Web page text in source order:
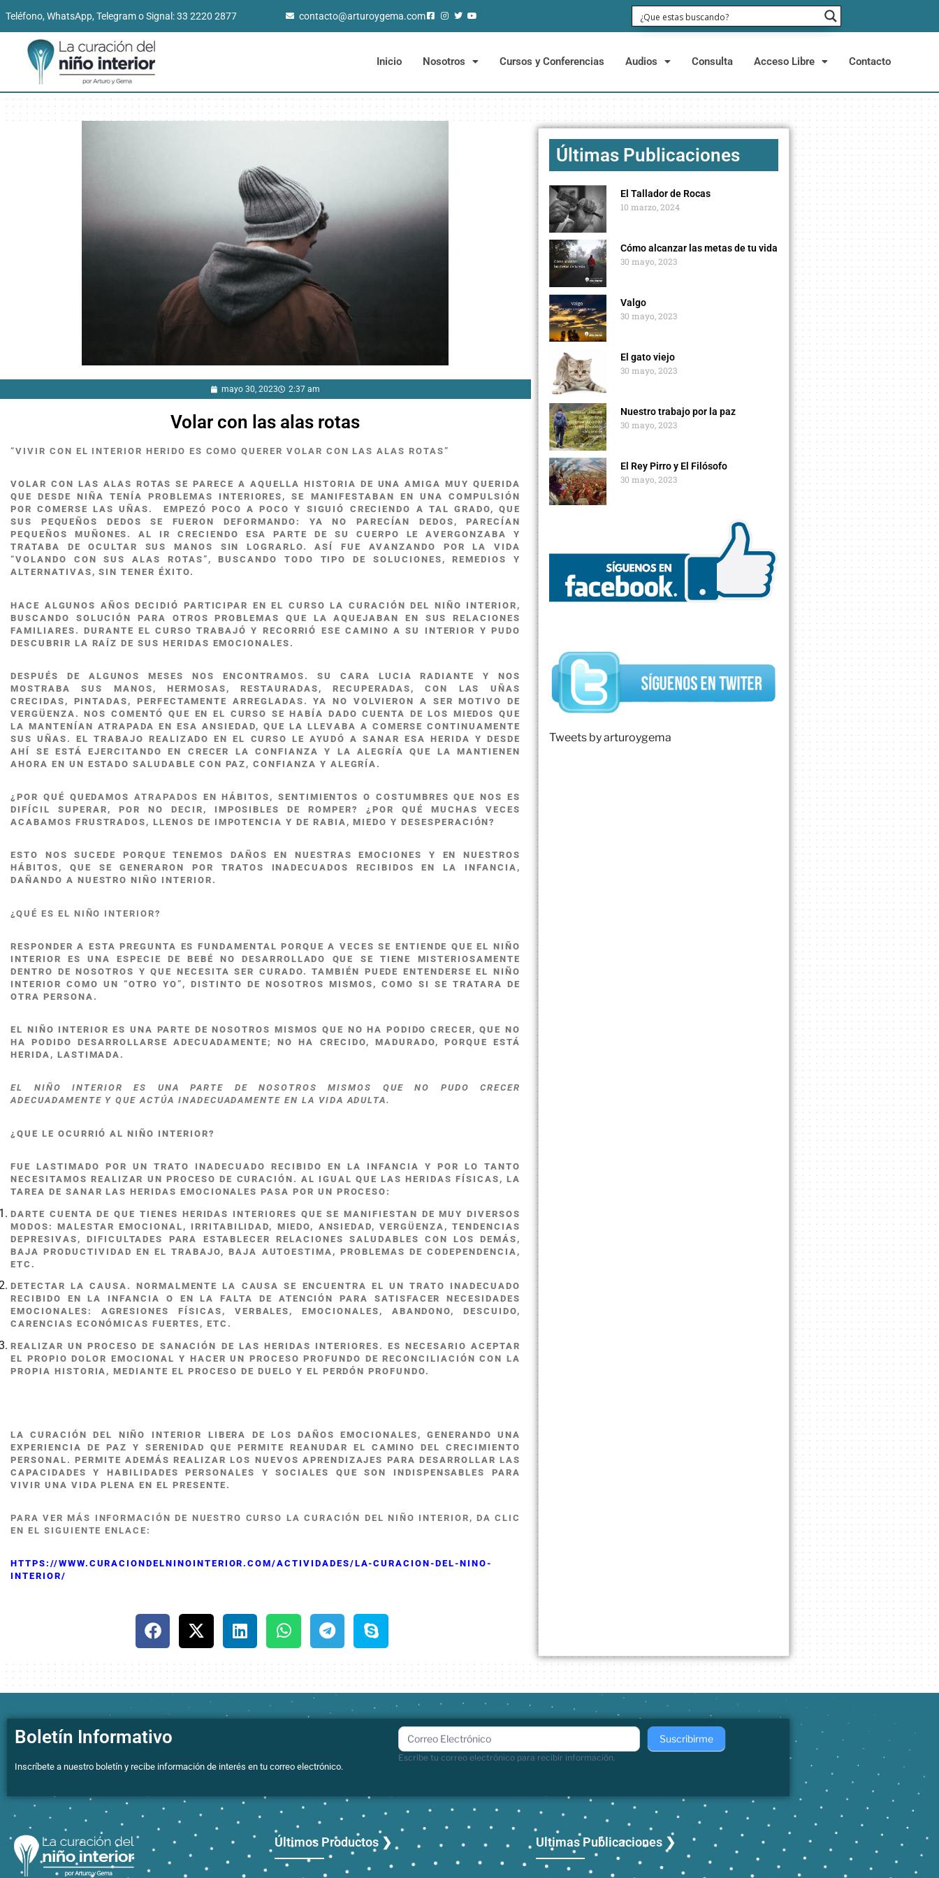
Teléfono, WhatsApp, Telegram o Signal: 33 2220 2877 contacto@arturoygema.com
Inicio Nosotros Cursos y Conferencias Audios Consulta Acceso Libre Contacto
mayo 30, 2023 2:37 am
Volar con las alas rotas
“VIVIR CON EL INTERIOR HERIDO ES COMO QUERER VOLAR CON LAS ALAS ROTAS”
VOLAR CON LAS ALAS ROTAS SE PARECE A AQUELLA HISTORIA DE UNA AMIGA MUY QUERIDA
QUE DESDE NIÑA TENÍA PROBLEMAS INTERIORES, SE MANIFESTABAN EN UNA COMPULSIÓN
POR COMERSE LAS UÑAS. EMPEZÓ POCO A POCO Y SIGUIÓ CRECIENDO A TAL GRADO, QUE
SUS PEQUEÑOS DEDOS SE FUERON DEFORMANDO: YA NO PARECÍAN DEDOS, PARECÍAN
PEQUEÑOS MUÑONES. AL IR CRECIENDO ESA PARTE DE SU CUERPO LE AVERGONZABA Y
TRATABA DE OCULTAR SUS MANOS SIN LOGRARLO. ASÍ FUE AVANZANDO POR LA VIDA
“VOLANDO CON SUS ALAS ROTAS”, BUSCANDO TODO TIPO DE SOLUCIONES, REMEDIOS Y
ALTERNATIVAS, SIN TENER ÉXITO.
HACE ALGUNOS AÑOS DECIDIÓ PARTICIPAR EN EL CURSO LA CURACIÓN DEL NIÑO INTERIOR,
BUSCANDO SOLUCIÓN PARA OTROS PROBLEMAS QUE LA AQUEJABAN EN SUS RELACIONES
FAMILIARES. DURANTE EL CURSO TRABAJÓ Y RECORRIÓ ESE CAMINO A SU INTERIOR Y PUDO
DESCUBRIR LA RAÍZ DE SUS HERIDAS EMOCIONALES.
DESPUÉS DE ALGUNOS MESES NOS ENCONTRAMOS. SU CARA LUCIA RADIANTE Y NOS
MOSTRABA SUS MANOS, HERMOSAS, RESTAURADAS, RECUPERADAS, CON LAS UÑAS
CRECIDAS, PINTADAS, PERFECTAMENTE ARREGLADAS. YA NO VOLVIERON A SER MOTIVO DE
VERGÜENZA. NOS COMENTÓ QUE EN EL CURSO SE HABÍA DADO CUENTA DE LOS MIEDOS QUE
LA MANTENÍAN ATRAPADA EN ESA ANSIEDAD, QUE LA LLEVABA A COMERSE CONTINUAMENTE
SUS UÑAS. EL TRABAJO REALIZADO EN EL CURSO LE AYUDÓ A SANAR ESA HERIDA Y DESDE
AHÍ SE ESTÁ EJERCITANDO EN CRECER LA CONFIANZA Y LA ALEGRÍA QUE LA MANTIENEN
AHORA EN UN ESTADO SALUDABLE CON PAZ, CONFIANZA Y ALEGRÍA.
¿POR QUÉ QUEDAMOSATRAPADOS EN HÁBITOS, SENTIMIENTOS O COSTUMBRES QUE NOS ES
DIFÍCIL SUPERAR, POR NO DECIR, IMPOSIBLES DE ROMPER? ¿POR QUÉ MUCHAS VECES
ACABAMOS FRUSTRADOS, LLENOS DE IMPOTENCIA Y DE RABIA, MIEDO Y DESESPERACIÓN?
ESTO NOS SUCEDE PORQUE TENEMOS DAÑOS EN NUESTRAS EMOCIONES Y EN NUESTROS
HÁBITOS, QUE SE GENERARON POR TRATOS INADECUADOS RECIBIDOS EN LA INFANCIA,
DAÑANDO A NUESTRO NIÑO INTERIOR.
¿QUÉ ES EL NIÑO INTERIOR?
RESPONDER A ESTA PREGUNTA ES FUNDAMENTAL PORQUE A VECES SE ENTIENDE QUE EL NIÑO
INTERIOR ES UNA ESPECIE DE BEBÉ NO DESARROLLADO QUE SE TIENE MISTERIOSAMENTE
DENTRO DE NOSOTROS Y QUE NECESITA SER CURADO. TAMBIÉN PUEDE ENTENDERSE EL NIÑO
INTERIOR COMO UN “OTRO YO”, DISTINTO DE NOSOTROS MISMOS, COMO SI SE TRATARA DE
OTRA PERSONA.
EL NIÑO INTERIOR ES UNA PARTE DE NOSOTROS MISMOS QUE NO HA PODIDO CRECER, QUE NO
HA PODIDO DESARROLLARSE ADECUADAMENTE; NO HA CRECIDO, MADURADO, PORQUE ESTÁ
HERIDA, LASTIMADA.
EL NIÑO INTERIOR ES UNA PARTE DE NOSOTROS MISMOS QUE NO PUDO CRECER
ADECUADAMENTE Y QUE ACTÚA INADECUADAMENTE EN LA VIDA ADULTA.
¿QUE LE OCURRIÓ AL NIÑO INTERIOR?
FUE LASTIMADO POR UN TRATO INADECUADO RECIBIDO EN LA INFANCIA Y POR LO TANTO
NECESITAMOS REALIZAR UN PROCESO DE CURACIÓN. AL IGUAL QUE LAS HERIDAS FÍSICAS, LA
TAREA DE SANAR LAS HERIDAS EMOCIONALES PASA POR UN PROCESO:
DARTE CUENTA DE QUE TIENES HERIDAS INTERIORES QUE SE MANIFIESTAN DE MUY DIVERSOS
MODOS: MALESTAR EMOCIONAL, IRRITABILIDAD, MIEDO, ANSIEDAD, VERGÜENZA, TENDENCIAS
DEPRESIVAS, DIFICULTADES PARA ESTABLECER RELACIONES SALUDABLES CON LOS DEMÁS,
BAJA PRODUCTIVIDAD EN EL TRABAJO, BAJA AUTOESTIMA, PROBLEMAS DE CODEPENDENCIA,
ETC.
DETECTAR LA CAUSA. NORMALMENTE LA CAUSA SE ENCUENTRA EL UN TRATO INADECUADO
RECIBIDO EN LA INFANCIA O EN LA FALTA DE ATENCIÓN PARA SATISFACER NECESIDADES
EMOCIONALES: AGRESIONES FÍSICAS, VERBALES, EMOCIONALES, ABANDONO, DESCUIDO,
CARENCIAS ECONÓMICAS FUERTES, ETC.
REALIZAR UN PROCESO DE SANACIÓN DE LAS HERIDAS INTERIORES. ES NECESARIO ACEPTAR
EL PROPIO DOLOR EMOCIONAL Y HACER UN PROCESO PROFUNDO DE RECONCILIACIÓN CON LA
PROPIA HISTORIA, MEDIANTE EL PROCESO DE DUELO Y EL PERDÓN PROFUNDO.
LA CURACIÓN DEL NIÑO INTERIOR LIBERA DE LOS DAÑOS EMOCIONALES, GENERANDO UNA
EXPERIENCIA DE PAZ Y SERENIDAD QUE PERMITE REANUDAR EL CAMINO DEL CRECIMIENTO
PERSONAL. PERMITE ADEMÁS REALIZAR LOS NUEVOS APRENDIZAJES PARA DESARROLLAR LAS
CAPACIDADES Y HABILIDADES PERSONALES Y SOCIALES QUE SON INDISPENSABLES PARA
VIVIR UNA VIDA PLENA EN EL PRESENTE.
PARA VER MÁS INFORMACIÓN DE NUESTRO CURSO LA CURACIÓN DEL NIÑO INTERIOR, DA CLIC
EN EL SIGUIENTE ENLACE:
HTTPS://WWW.CURACIONDELNINOINTERIOR.COM/ACTIVIDADES/LA-CURACION-DEL-NINO-
INTERIOR/
Últimas Publicaciones
El Tallador de Rocas
10 marzo, 2024
Cómo alcanzar las metas de tu vida
30 mayo, 2023
Valgo
30 mayo, 2023
El gato viejo
30 mayo, 2023
Nuestro trabajo por la paz
30 mayo, 2023
El Rey Pirro y El Filósofo
30 mayo, 2023
Tweets by arturoygema
Boletín Informativo
Inscríbete a nuestro boletín y recibe información de interés en tu correo electrónico.
boletin
Escribe tu correo electrónico para recibir información.
Suscribirme
Últimos Productos ❯ Ultimas Publicaciones ❯